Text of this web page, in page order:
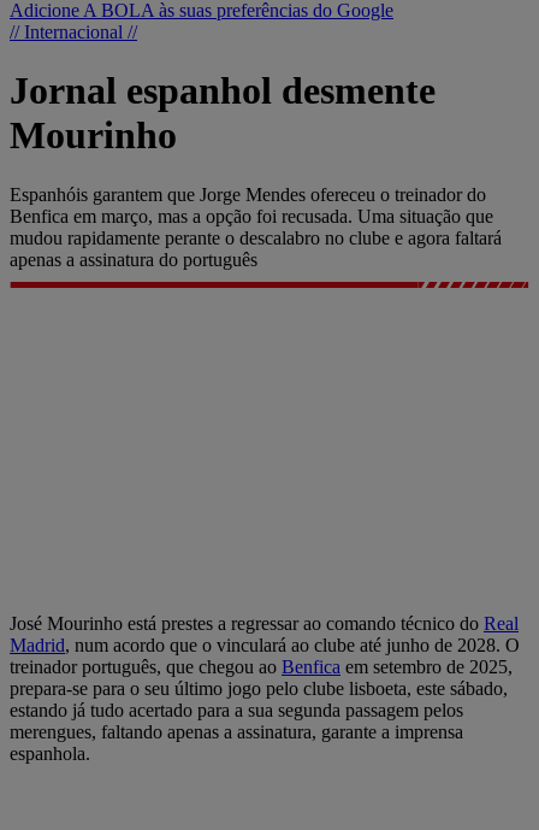
Adicione A BOLA às suas preferências do Google
// Internacional //
Jornal espanhol desmente
Mourinho
Espanhóis garantem que Jorge Mendes ofereceu o treinador do
Benfica em março, mas a opção foi recusada. Uma situação que
mudou rapidamente perante o descalabro no clube e agora faltará
apenas a assinatura do português
José Mourinho está prestes a regressar ao comando técnico do Real
Madrid, num acordo que o vinculará ao clube até junho de 2028. O
treinador português, que chegou ao Benfica em setembro de 2025,
prepara-se para o seu último jogo pelo clube lisboeta, este sábado,
estando já tudo acertado para a sua segunda passagem pelos
merengues, faltando apenas a assinatura, garante a imprensa
espanhola.